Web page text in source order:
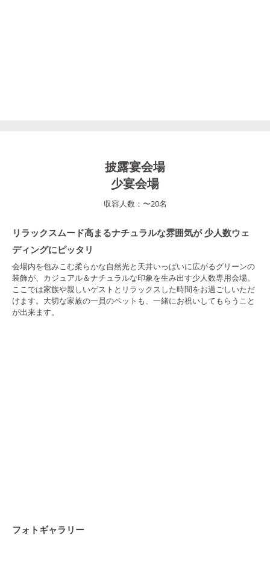
披露宴会場
少宴会場
収容人数： 〜20名
リラックスムード高まるナチュラルな雰囲気が 少人数ウェ
ディングにピッタリ
会場内を包みこむ柔らかな自然光と天井いっぱいに広がるグリーンの
装飾が、カジュアル＆ナチュラルな印象を生み出す少人数専用会場。
ここでは家族や親しいゲストとリラックスした時間をお過ごしいただ
けます。大切な家族の一員のペットも、一緒にお祝いしてもらうこと
が出来ます。
フォトギャラリー